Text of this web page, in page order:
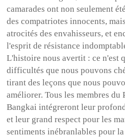
camarades ont non seulement
des compatriotes innocents,
atrocités des envahisseurs, et
l'esprit de résistance
L'histoire nous avertit : ce n'est
difficultés que nous pouvons
tirant des leçons que nous
améliorer. Tous les membres du
Bangkai intégreront leur
et leur grand respect pour les
sentiments inébranlables pour